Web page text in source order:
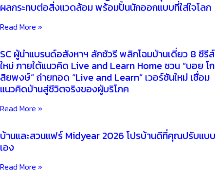
ผลกระทบต่อสิ่งแวดล้อม พร้อมปั้นนักออกแบบที่ใส่ใจโลก
Read More »
SC ผู้นำแบรนด์อสังหาฯ ลักชัวรี พลิกโฉมบ้านเดี่ยว 8 ซีรีส์
ใหม่ ภายใต้แนวคิด Live and Learn Home ชวน “บอย โก
สิยพงษ์” ถ่ายทอด “Live and Learn” เวอร์ชันใหม่ เชื่อม
แนวคิดบ้านสู่ชีวิตจริงของผู้บริโภค
Read More »
บ้านและสวนแฟร์ Midyear 2026 โปรบ้านดีที่คุณปรับแบบ
เอง
Read More »